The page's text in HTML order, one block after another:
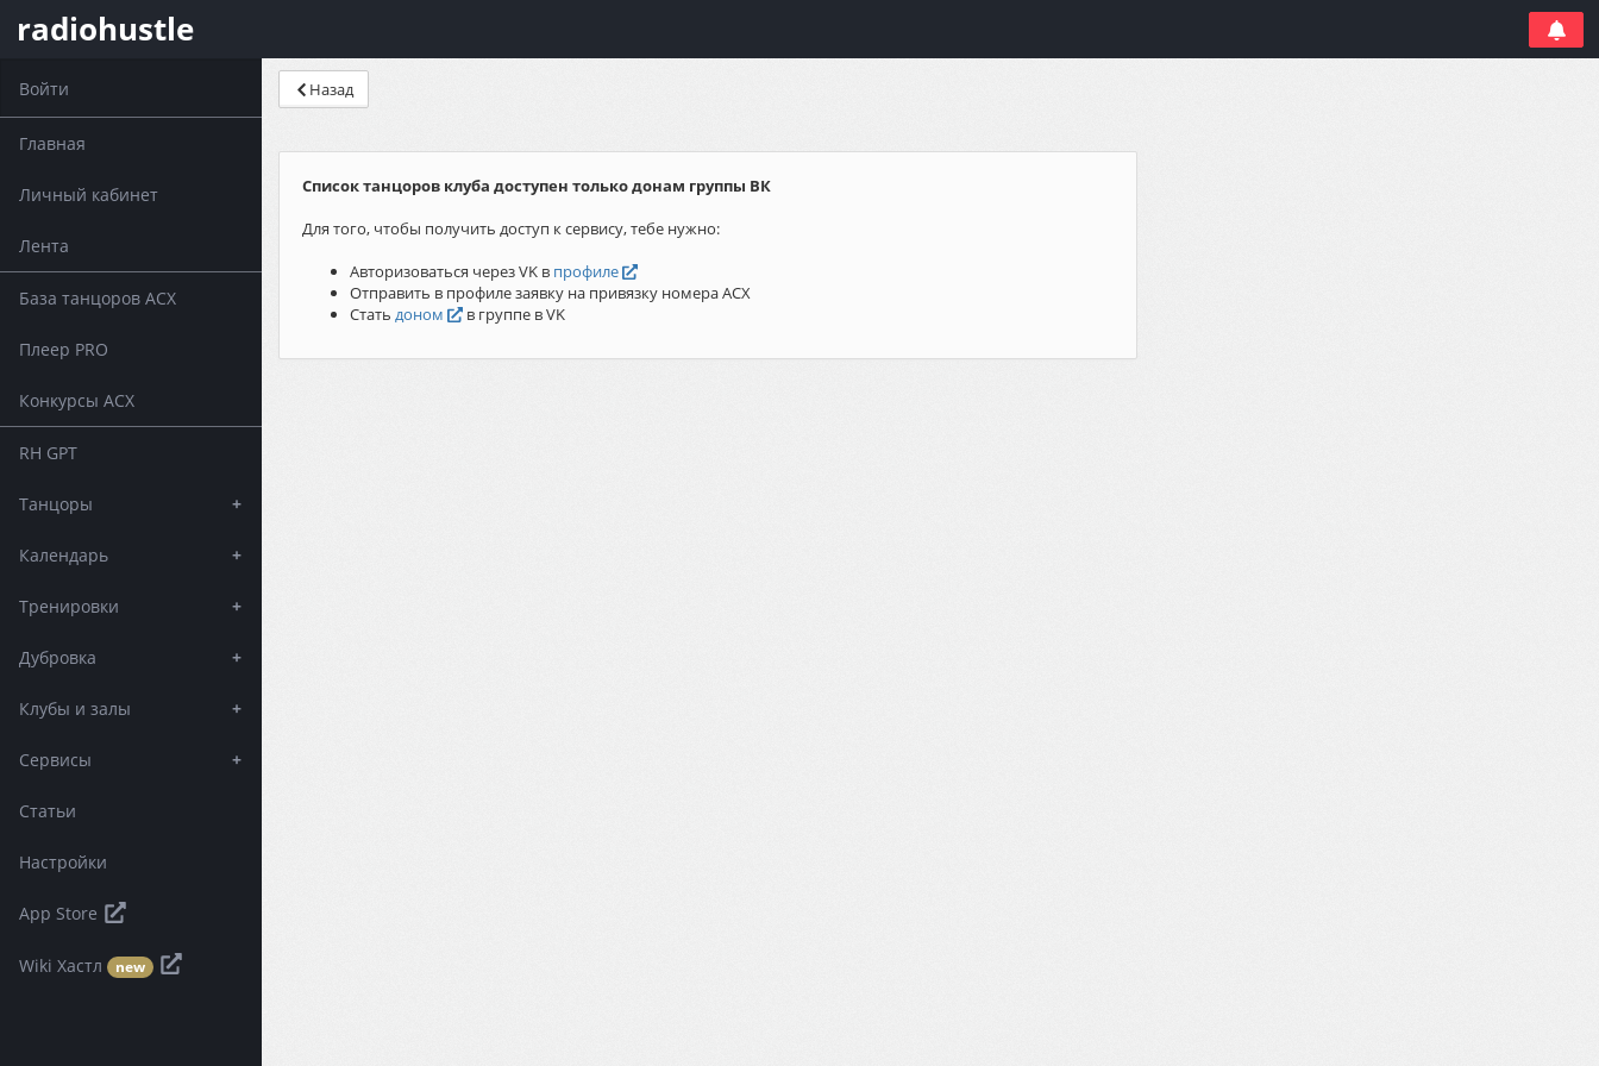
radiohustle
Войти
Главная
Личный кабинет
Лента
База танцоров АСХ
Плеер PRO
Конкурсы АСХ
RH GPT
Танцоры +
Календарь +
Тренировки +
Дубровка +
Клубы и залы +
Сервисы +
Статьи
Настройки
App Store
Wiki Хастл new
Назад
Список танцоров клуба доступен только донам группы ВК
Для того, чтобы получить доступ к сервису, тебе нужно:
Авторизоваться через VK в профиле
Отправить в профиле заявку на привязку номера АСХ
Стать доном в группе в VK